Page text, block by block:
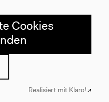
Cookies
Realisiert mit Klaro!